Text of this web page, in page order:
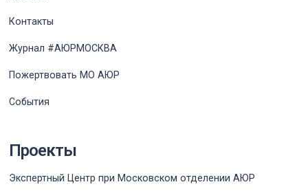
Контакты
Журнал #АЮРМОСКВА
Пожертвовать МО АЮР
События
Проекты
Экспертный Центр при Московском отделении АЮР